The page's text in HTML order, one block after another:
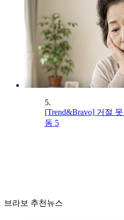
5.
[Trend&Bravo] 거절
동 5
브라보 추천뉴스